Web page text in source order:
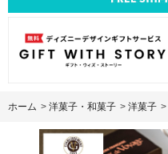
ホーム > 洋菓子・和菓子 > 洋菓子 >